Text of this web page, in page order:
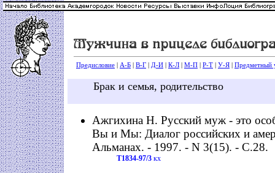
Предисловие А-Б В-Г Д-И К-Л М-П Р-Т У-Я Предметный
Брак и семья, родительство
Ажгихина Н. Русский муж - это
Вы и Мы: Диалог российских и
Альманах. - 1997. - N 3(15). - С.28.
Т1834-97/3 кх